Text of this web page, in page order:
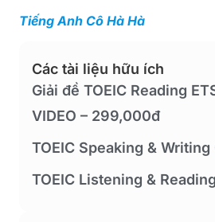
Tiếng Anh Cô Hà Hà
Các tài liệu hữu ích
Giải đề TOEIC Reading
VIDEO – 299,000đ
TOEIC Speaking & Writing
TOEIC Listening &